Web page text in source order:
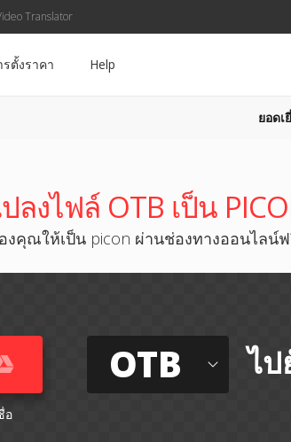
Translator
รตั้งราคา Help
ยอดเ
ลงไฟล์ OTB เป็น
งคุณให้เป็น picon ผ่านช่องทางออนไลน์
อ
OTB ไป